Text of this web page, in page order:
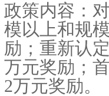
政策内容：
模以上和规
励；重新认
万元奖励；
2万元奖励。